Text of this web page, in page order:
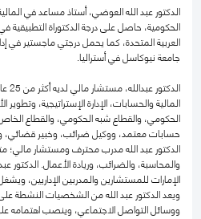
الدكتور عبد الله العوضي، أستاذ مساعد في
الحكومية، حاصل على درجة الدكتوراة التطبيقية
العربية المتحدة، كما يحمل درجتي ماجستير في
جامعة نيوكاسل في أستراليا.
المالية والحسابات، الإدارة الإستراتيجية،
الحكومي، والقطاع شبه الحكومي، والقطاع
حسابات معتمد، ووكيل ضرائب، وخبير
الدكتور عبد الله مدرب محترف ومستشار
والمحاسبة، والضرائب، وريادة الأعمال.
الإمارات للمستشارين والمدربين الإداريين،
ويعد الدكتور عبد الله من الشخصيات النشطة
ووسائل التواصل الاجتماعي، وينصب اهتمامه